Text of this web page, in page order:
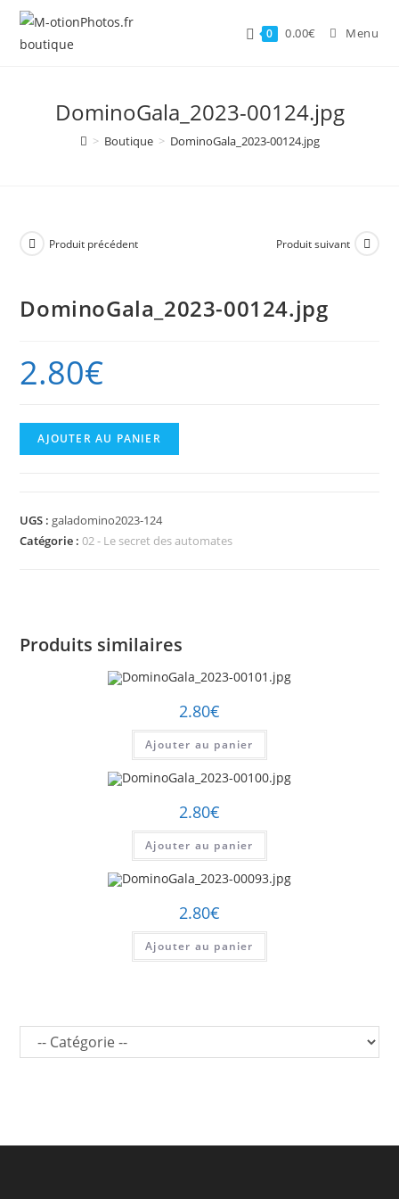
Skip
content
0 0.00€ Menu
DominoGala_2023-00124.jpg
> Boutique > DominoGala_2023-00124.jpg
Produit précédent Produit suivant
DominoGala_2023-00124.jpg
2.80€
quantité
de
AJOUTER AU PANIER
UGS : galadomino2023-124
Catégorie :02 - Le secret des automates
Produits similaires
2.80€
Ajouter au panier
2.80€
Ajouter au panier
2.80€
Ajouter au panier